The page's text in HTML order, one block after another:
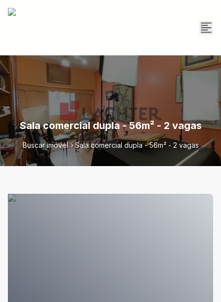
Sala comercial dupla - 56m² - 2 vagas
Buscar imóvel Sala comercial dupla - 56m² - 2 vagas